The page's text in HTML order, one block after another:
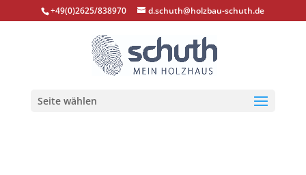
+49(0)2625/838970 d.schuth@holzbau-schuth.de
Seite wählen